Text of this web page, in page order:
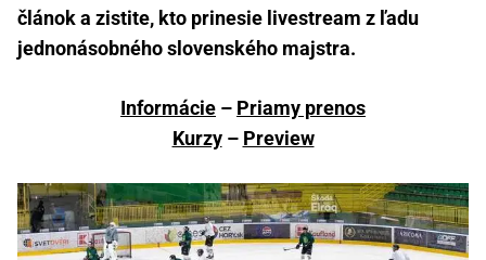
článok a zistite, kto prinesie livestream z ľadu
jednonásobného slovenského majstra.
Informácie – Priamy prenos
Kurzy– Preview